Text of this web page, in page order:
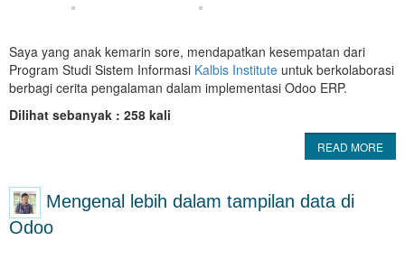
Saya yang anak kemarin sore, mendapatkan kesempatan dari
Program Studi Sistem Informasi Kalbis Institute untuk berkolaborasi
berbagi cerita pengalaman dalam implementasi Odoo ERP.
Dilihat sebanyak : 258 kali
READ MORE
Mengenal lebih dalam tampilan data di
Odoo